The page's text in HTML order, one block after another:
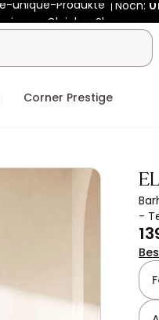
- Gleicher Shop,
unique-Produkte Noch:01t
Corner Prestige
-